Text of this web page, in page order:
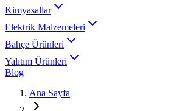
Kimyasallar
Elektrik Malzemeleri
Bahçe Ürünleri
Yalıtım Ürünleri
Blog
Ana Sayfa